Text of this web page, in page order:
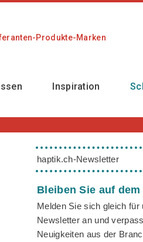
Produkte-Marken
Inspiration
haptik.ch-Newsletter
Bleiben Sie auf
Melden Sie sich gleich für
Newsletter an und
Neuigkeiten aus der